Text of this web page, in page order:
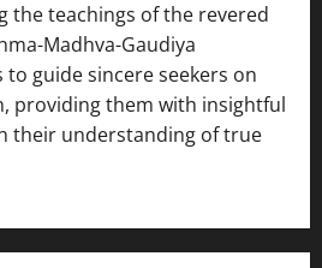
the teachings of the revered
Madhva-Gaudiya
to guide sincere seekers on
providing them with insightful
their understanding of true